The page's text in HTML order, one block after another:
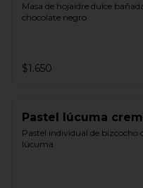
Masa de hojaldre dulce
chocolate negro
$1.650
Pastel lúcuma
Pastel individual de bizcocho
lúcuma